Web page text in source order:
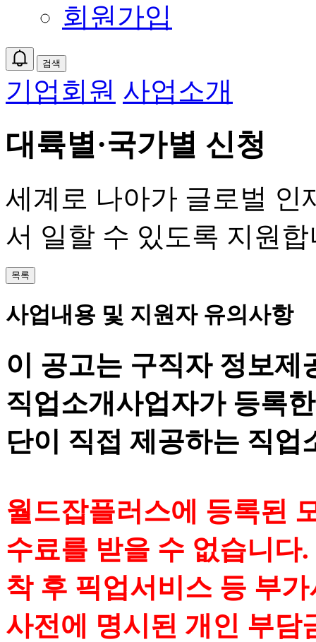
회원가입
검색
기업회원 사업소개
대륙별·국가별 신청
세계로 나아가 글로벌 인
서 일할 수 있도록 지원합
목록
사업내용 및 지원자 유의사항
이 공고는 구직자 정보
직업소개사업자가 등록
단이 직접 제공하는 직업
월드잡플러스에 등록된
수료를 받을 수 없습니다
착 후 픽업서비스 등 부
사전에 명시된 개인 부담